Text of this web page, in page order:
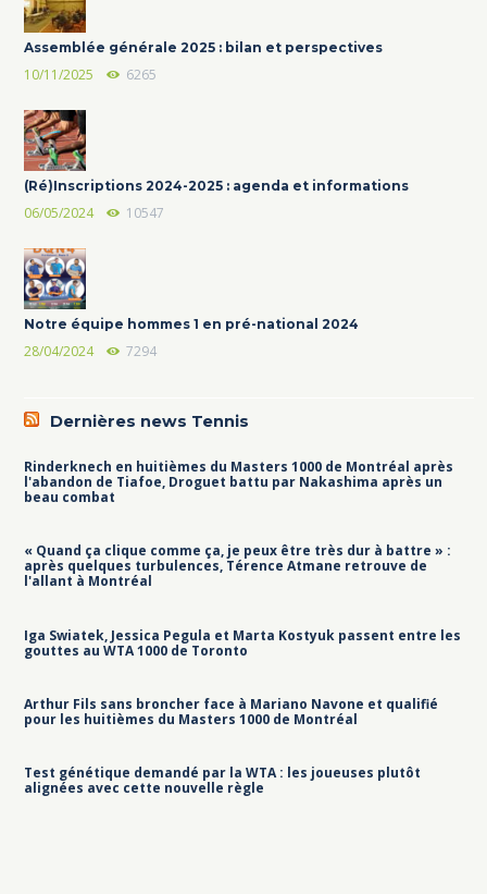
Assemblée générale 2025 : bilan et perspectives
10/11/2025 6265
(Ré)Inscriptions 2024-2025 : agenda et informations
06/05/2024 10547
Notre équipe hommes 1 en pré-national 2024
28/04/2024 7294
Dernières news Tennis
Rinderknech en huitièmes du Masters 1000 de Montréal après
l'abandon de Tiafoe, Droguet battu par Nakashima après un
beau combat
« Quand ça clique comme ça, je peux être très dur à battre » :
après quelques turbulences, Térence Atmane retrouve de
l'allant à Montréal
Iga Swiatek, Jessica Pegula et Marta Kostyuk passent entre les
gouttes au WTA 1000 de Toronto
Arthur Fils sans broncher face à Mariano Navone et qualifié
pour les huitièmes du Masters 1000 de Montréal
Test génétique demandé par la WTA : les joueuses plutôt
alignées avec cette nouvelle règle